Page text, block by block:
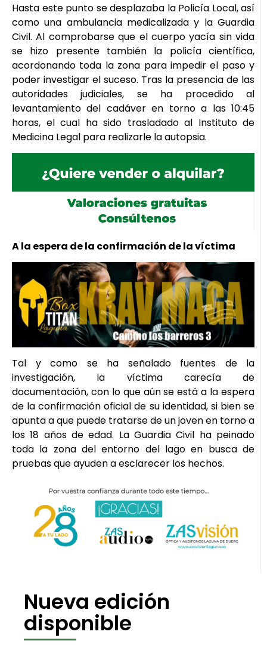
Hasta este punto se desplazaba la Policía Local, así
como una ambulancia medicalizada y la Guardia
Civil. Al comprobarse que el cuerpo yacía sin vida
se hizo presente también la policía científica,
acordonando toda la zona para impedir el paso y
poder investigar el suceso. Tras la presencia de las
autoridades judiciales, se ha procedido al
levantamiento del cadáver en torno a las 10:45
horas, el cual ha sido trasladado al Instituto de
Medicina Legal para realizarle la autopsia.
A la espera de la confirmación de la víctima
Tal y como se ha señalado fuentes de la
investigación, la víctima carecía de
documentación, con lo que aún se está a la espera
de la confirmación oficial de su identidad, si bien se
apunta a que puede tratarse de un joven en torno a
los 18 años de edad. La Guardia Civil ha peinado
toda la zona del entorno del lago en busca de
pruebas que ayuden a esclarecer los hechos.
Nueva edición
disponible